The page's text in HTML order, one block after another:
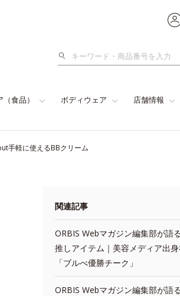
検
食品） ボディウェア 店舗情報
手軽に使えるBBクリーム
関連記事
ORBIS Webマガジン編集部が語
推しアイテム｜美容メディア出
「ブルべ優勝チーク」
ORBIS Webマガジン編集部が語